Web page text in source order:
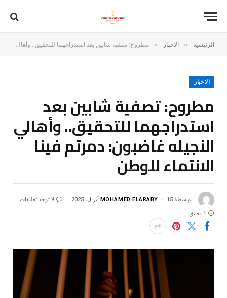
الرئيسية » الاخبار » مطروح: تصفية شابين بعد استدراجهما للتحقيق.. وأهالي النجيله غاضبون: دمرتم فينا الانتماء للوطن
الاخبار
مطروح: تصفية شابين بعد
استدراجهما للتحقيق.. وأهالي
النجيله غاضبون: دمرتم فينا
الانتماء للوطن
بواسطة MOHAMED ELARABY 15 أبريل، 2025 لا توجد تعليقات
1 دقائق